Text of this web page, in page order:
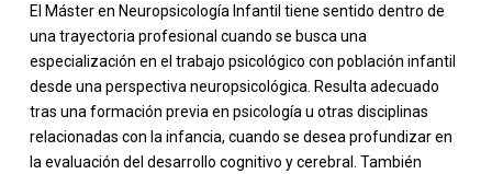
El Máster en Neuropsicología Infantil tiene sentido dentro de
una trayectoria profesional cuando se busca una
especialización en el trabajo psicológico con población infantil
desde una perspectiva neuropsicológica. Resulta adecuado
tras una formación previa en psicología u otras disciplinas
relacionadas con la infancia, cuando se desea profundizar en
la evaluación del desarrollo cognitivo y cerebral. También